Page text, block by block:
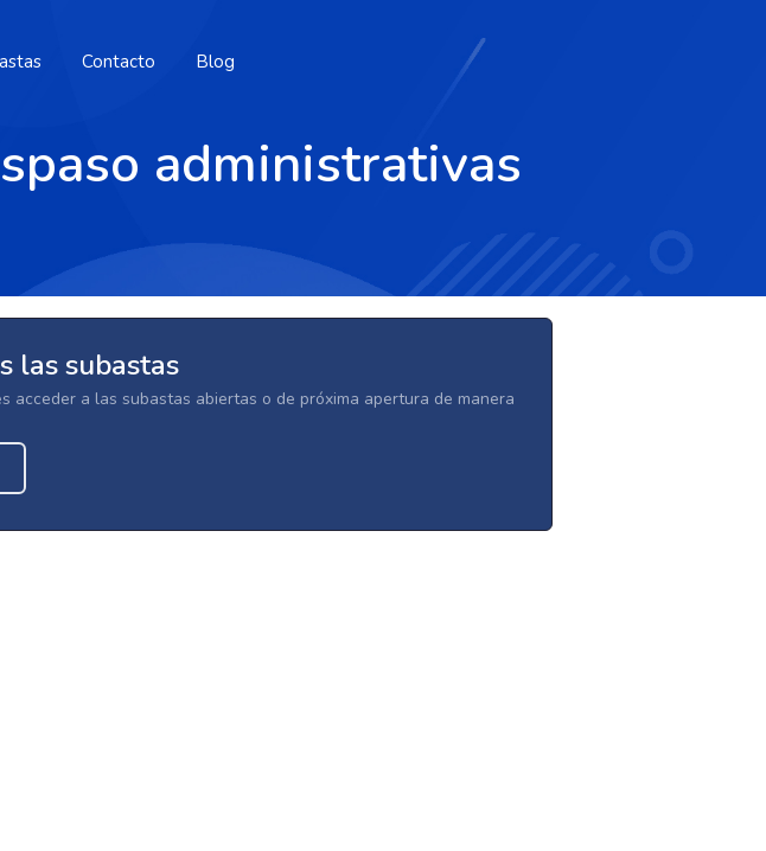
Contacto Blog
administrativas
las subastas
a las subastas abiertas o de próxima apertura de manera